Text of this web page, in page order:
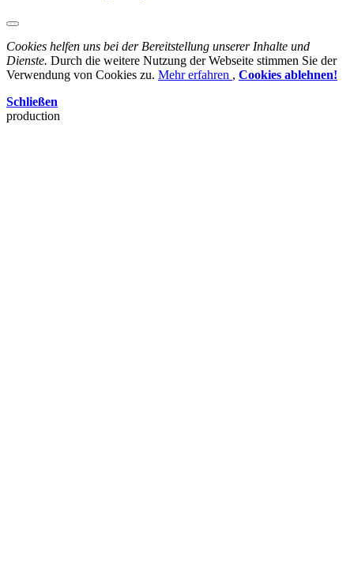
Cookies helfen uns bei der Bereitstellung unserer Inhalte und
Dienste. Durch die weitere Nutzung der Webseite stimmen Sie der
Verwendung von Cookies zu. Mehr erfahren , Cookies ablehnen!
Schließen
production